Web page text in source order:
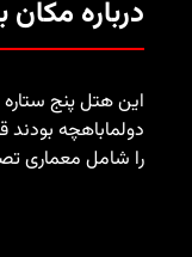
درباره مکان
را شامل معماری